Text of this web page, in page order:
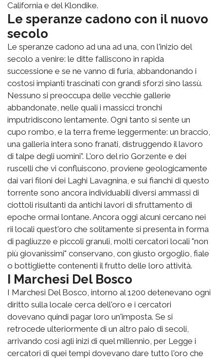
California e del Klondike.
Le speranze cadono con il nuovo
secolo
Le speranze cadono ad una ad una, con l'inizio del
secolo a venire: le ditte falliscono in rapida
successione e se ne vanno di furia, abbandonando i
costosi impianti trascinati con grandi sforzi sino lassù.
Nessuno si preoccupa delle vecchie gallerie
abbandonate, nelle quali i massicci tronchi
imputridiscono lentamente. Ogni tanto si sente un
cupo rombo, e la terra freme leggermente: un braccio,
una galleria intera sono franati, distruggendo il lavoro
di talpe degli uomini”. L'oro del rio Gorzente e dei
ruscelli che vi confluiscono, proviene geologicamente
dai vari filoni dei Laghi Lavagnina, e sui fianchi di questo
torrente sono ancora individuabili diversi ammassi di
ciottoli risultanti da antichi lavori di sfruttamento di
epoche ormai lontane. Ancora oggi alcuni cercano nei
rii locali quest'oro che solitamente si presenta in forma
di pagliuzze e piccoli granuli, molti cercatori locali "non
più giovanissimi" conservano, con giusto orgoglio, fiale
o bottigliette contenenti il frutto delle loro attività.
I Marchesi Del Bosco
I Marchesi Del Bosco, intorno al 1200 detenevano ogni
diritto sulla locale cerca dell'oro e i cercatori
dovevano quindi pagar loro un'imposta. Se si
retrocede ulteriormente di un altro paio di secoli,
arrivando così agli inizi di quel millennio, per Legge i
cercatori di quei tempi dovevano dare tutto l'oro che